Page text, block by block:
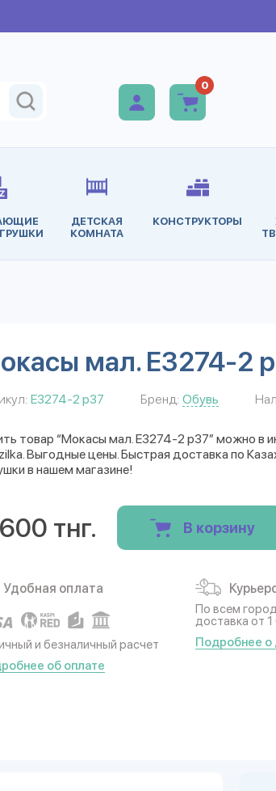
0
ДЕТСКАЯ
КОМНАТА
КОНСТРУКТОРЫ
мал. E3274-2
E3274-2 р37 Бренд: Обувь
товар “Мокасы мал. E3274-2 р37” можно в
Выгодные цены. Быстрая доставка по
в нашем магазине!
тнг. В корзину
Удобная оплата
и безналичный расчет
об оплате
По всем
доставка от 1
Подробнее о